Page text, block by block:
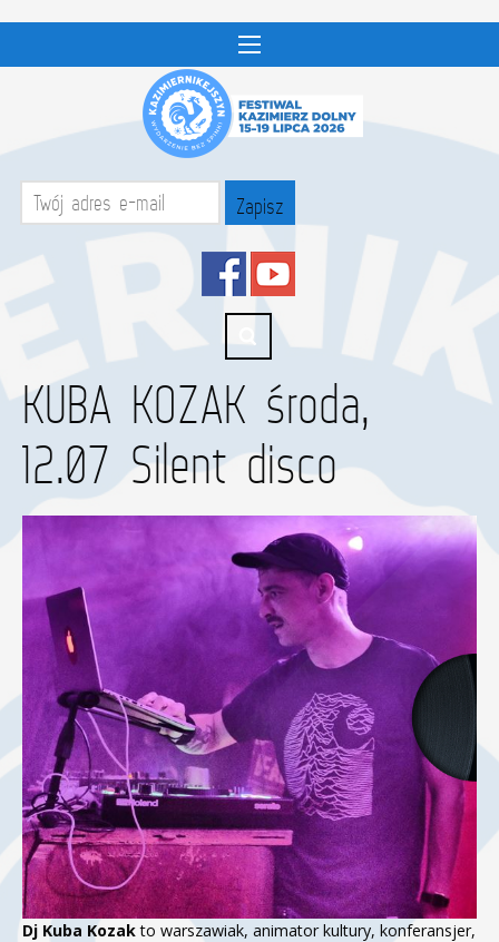
KUBA KOZAK środa,
12.07 Silent disco
Dj Kuba Kozakto warszawiak, animator kultury, konferansjer,